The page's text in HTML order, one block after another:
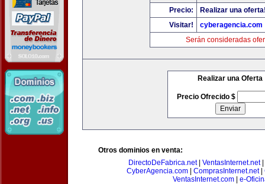
Precio:
Realizar una
Visitar!
cyberagencia.com
Serán consideradas
Realizar una Oferta
Precio Ofrecido $
Otros dominios en venta:
DirectoDeFabrica.net| VentasInternet.net|
CyberAgencia.com| ComprasInternet.net|
VentasInternet.com
e-